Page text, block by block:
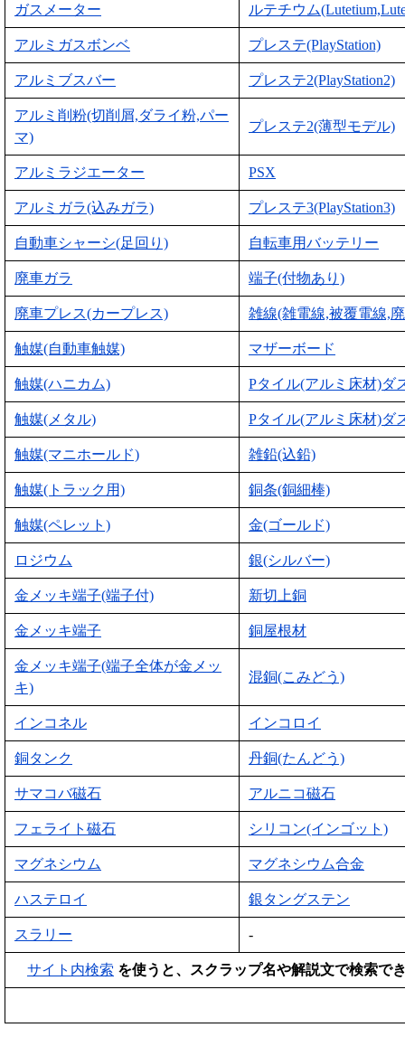
ガスメーター ルテチウム
アルミガスボンベ プレステ(PlayStation)
アルミブスバー プレステ2(PlayStation2)
アルミ削粉(切削屑,ダライ粉,パー
マ)
プレステ2(薄型モデル)
アルミラジエーター PSX
アルミガラ(込みガラ) プレステ3(PlayStation3)
自動車シャーシ(足回り) 自転車用バッテリー
廃車ガラ 端子(付物あり)
廃車プレス(カープレス) 雑線(雑電線,被覆電線,
触媒(自動車触媒) マザーボード
触媒(ハニカム) Pタイル(アルミ床材)ダ
触媒(メタル) Pタイル(アルミ床材)ダ
触媒(マニホールド) 雑鉛(込鉛)
触媒(トラック用) 銅条(銅細棒)
触媒(ペレット) 金(ゴールド)
ロジウム 銀(シルバー)
金メッキ端子(端子付) 新切上銅
金メッキ端子 銅屋根材
金メッキ端子(端子全体が金メッ
キ)
混銅(こみどう)
インコネル インコロイ
銅タンク 丹銅(たんどう)
サマコバ磁石 アルニコ磁石
フェライト磁石 シリコン(インゴット)
マグネシウム マグネシウム合金
ハステロイ 銀タングステン
スラリー -
サイト内検索 を使うと、スクラップ名や解説文で検索で